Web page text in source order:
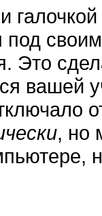
под
Это
вашей
, но